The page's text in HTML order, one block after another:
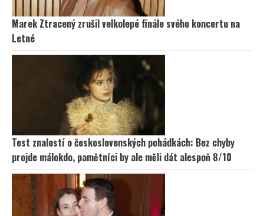
Marek Ztracený zrušil velkolepé finále svého koncertu na
Letné
Test znalostí o československých pohádkách: Bez chyby
projde málokdo, pamětníci by ale měli dát alespoň 8/10